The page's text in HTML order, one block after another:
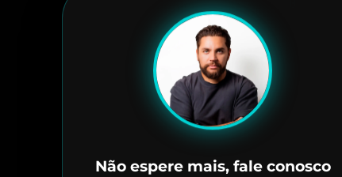
Não espere mais, fale conosco